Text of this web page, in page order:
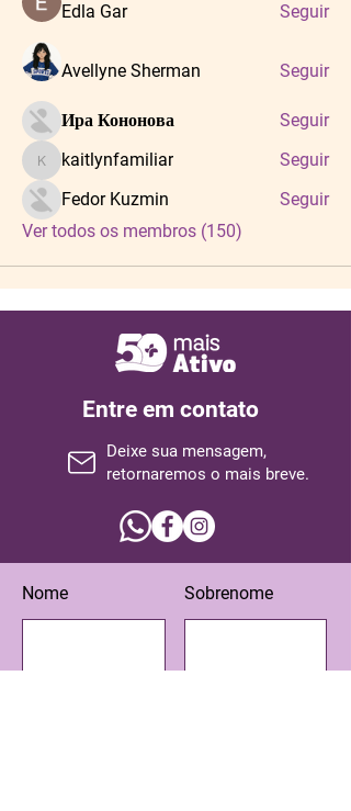
Edla Gar
Seguir
Avellyne Sherman Seguir
Ира Кононова Seguir
kaitlynfamiliar
kaitlynfamiliar
Seguir
Fedor Kuzmin
Seguir
Ver todos os membros (150)
Entre em contato
Deixe sua mensagem,
retornaremos o mais breve.
Nome Sobrenome